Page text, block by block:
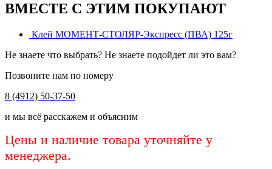
ВМЕСТЕ С ЭТИМ ПОКУПАЮТ
Клей МОМЕНТ-СТОЛЯР-Экспресс (ПВА) 125г
Не знаете что выбрать? Не знаете подойдет ли это вам?
Позвоните нам по номеру
8 (4912) 50-37-50
и мы всё расскажем и объясним
Цены и наличие товара уточняйте у
менеджера.